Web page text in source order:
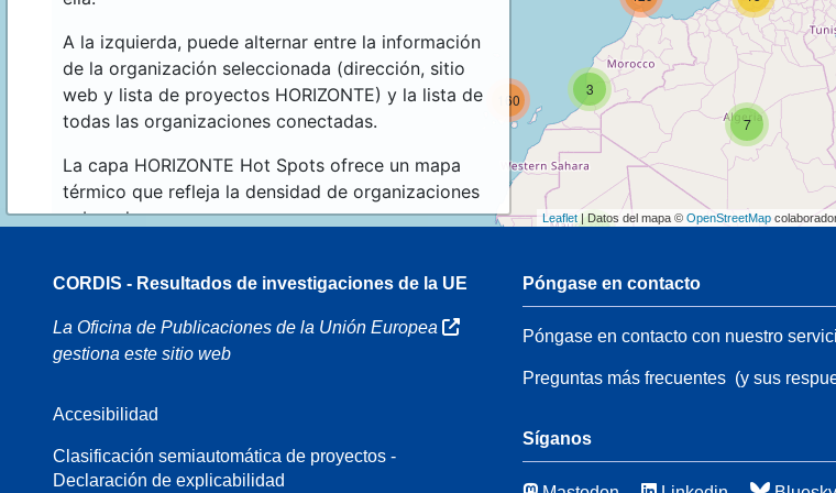
A la izquierda, puede alternar entre la información
de la organización seleccionada (dirección, sitio
web y lista de proyectos HORIZONTE) y la lista de
todas las organizaciones conectadas.
La capa HORIZONTE Hot Spots ofrece un mapa
térmico que refleja la densidad de organizaciones
sobre el mapa.
2
21
16
10
34
47
3
160
7
Leaflet | Datos del mapa © OpenStreetMap
CORDIS - Resultados de investigaciones de la UE
La Oficina de Publicaciones de la Unión Europea
gestiona este sitio web
Accesibilidad
Clasificación semiautomática de proyectos -
Declaración de explicabilidad
Póngase en contacto
Póngase en contacto con nuestro
Preguntas más frecuentes(y sus
Síganos